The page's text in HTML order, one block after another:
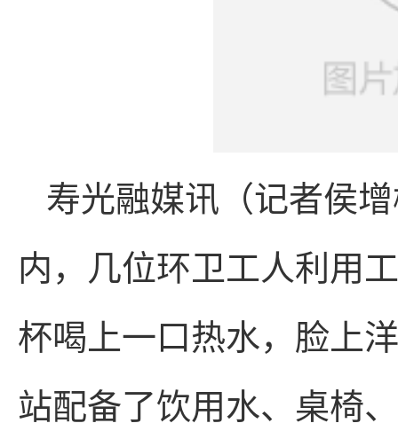
寿光融媒讯（记者侯
内，几位环卫工人利用
杯喝上一口热水，脸上
站配备了饮用水、桌椅